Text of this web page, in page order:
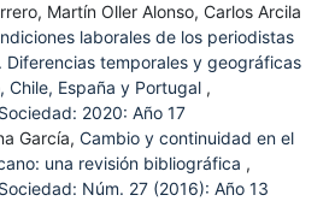
Martín Oller Alonso, Carlos Arcila
laborales de los periodistas
Diferencias temporales y geográficas
Chile, España y Portugal ,
2020: Año 17
García, Cambio y continuidad en el
una revisión bibliográfica ,
Núm. 27 (2016): Año 13